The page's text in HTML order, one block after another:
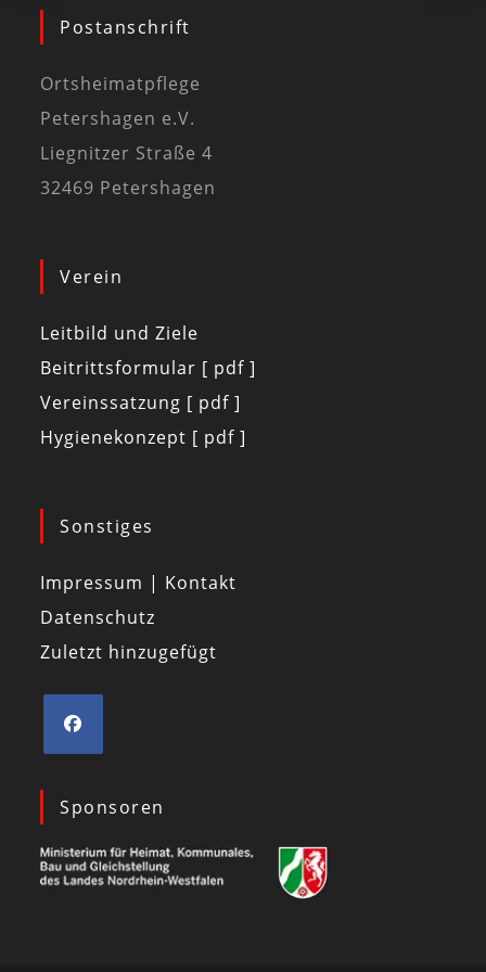
Postanschrift
Ortsheimatpflege
Petershagen e.V.
Liegnitzer Straße 4
32469 Petershagen
Verein
Leitbild und Ziele
Beitrittsformular [ pdf ]
Vereinssatzung [ pdf ]
Hygienekonzept [ pdf ]
Sonstiges
Impressum | Kontakt
Datenschutz
Zuletzt hinzugefügt
Sponsoren